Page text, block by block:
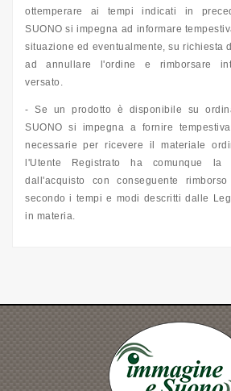
ottemperare ai tempi indicati in
SUONO si impegna ad informare
situazione ed eventualmente, su richiesta
ad annullare l'ordine e rimborsare
versato.
- Se un prodotto è disponibile su
SUONO si impegna a fornire
necessarie per ricevere il materiale
l'Utente Registrato ha comunque la
dall'acquisto con conseguente
secondo i tempi e modi descritti dalle
in materia.